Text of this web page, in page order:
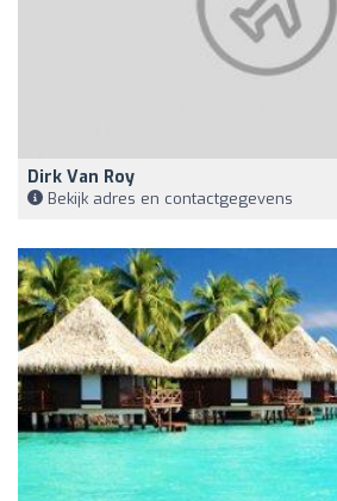
Dirk Van Roy
Bekijk adres en contactgegevens